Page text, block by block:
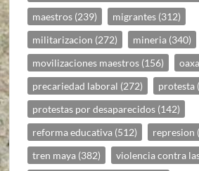
maestros (239) migrantes (312)
militarizacion (272) mineria (340)
movilizaciones maestros (156)
precariedad laboral (272) protesta
protestas por desaparecidos (142)
reforma educativa (512) represion
tren maya (382) violencia contra